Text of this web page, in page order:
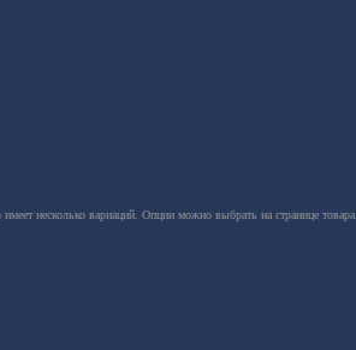
имеет несколько вариаций. Опции можно выбрать на странице товара.